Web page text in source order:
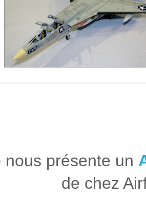
nous présente un
de chez